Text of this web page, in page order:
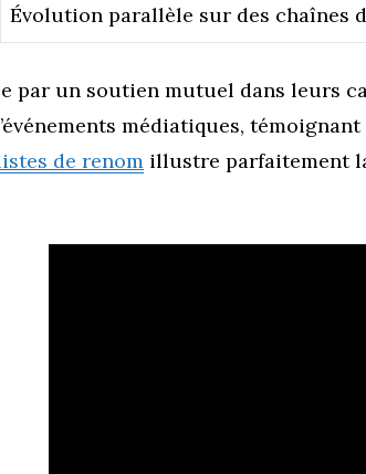
Évolution parallèle sur des chaînes
par un soutien mutuel dans leurs
médiatiques,
de renom illustre parfaitement